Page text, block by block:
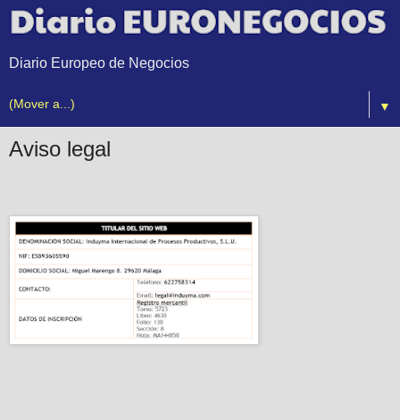
Diario Europeo de Negocios
▼
Aviso legal